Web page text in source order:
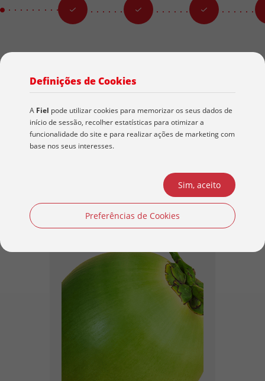
Produtos Relacionados
Definições de Cookies
A Fiel pode utilizar cookies para memorizar os seus dados de
início de sessão, recolher estatísticas para otimizar a
funcionalidade do site e para realizar ações de marketing com
base nos seus interesses.
Sim, aceito
Preferências de Cookies